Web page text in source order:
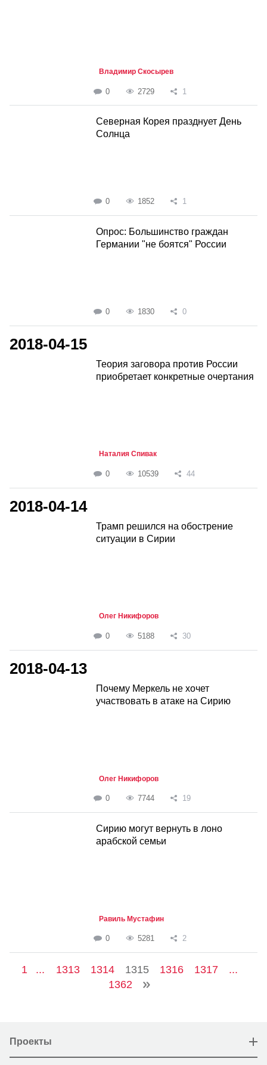
Владимир Скосырев
0 2729 1
Северная Корея празднует День
Солнца
0 1852 1
Опрос: Большинство граждан
Германии "не боятся" России
0 1830 0
2018-04-15
Теория заговора против России
приобретает конкретные очертания
Наталия Спивак
0 10539 44
2018-04-14
Трамп решился на обострение
ситуации в Сирии
Олег Никифоров
0 5188 30
2018-04-13
Почему Меркель не хочет
участвовать в атаке на Сирию
Олег Никифоров
0 7744 19
Сирию могут вернуть в лоно
арабской семьи
Равиль Мустафин
0 5281 2
1 ... 1313 1314 1315 1316 1317
...
1362
Проекты